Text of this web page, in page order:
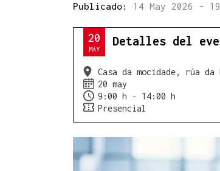
Publicado: 14 May 2026 -
20
MAY
Detalles del
Casa da mocidade, rúa
20 may
9:00 h - 14:00 h
Presencial